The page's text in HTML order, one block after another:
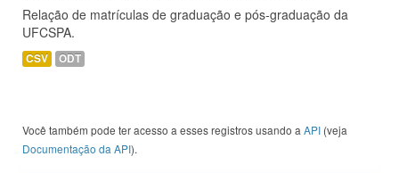
Relação de matrículas de graduação e pós-graduação da
UFCSPA.
CSV ODT
Você também pode ter acesso a esses registros usando a API (veja
Documentação da API).